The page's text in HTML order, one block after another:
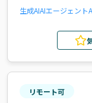
生成AIAIエージェント
リモート可